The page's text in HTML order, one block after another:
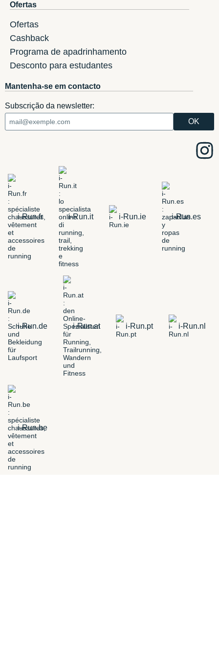
Ofertas
Ofertas
Cashback
Programa de apadrinhamento
Desconto para estudantes
Mantenha-se em contacto
Subscrição da newsletter:
i-Run.fr i-Run.it i-Run.ie i-Run.es
i-Run.de i-Run.at i-Run.pt i-Run.nl
i-Run.be